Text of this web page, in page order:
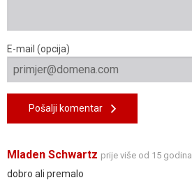
E-mail (opcija)
Pošalji komentar
Mladen Schwartz prije više od 15 godina
dobro ali premalo